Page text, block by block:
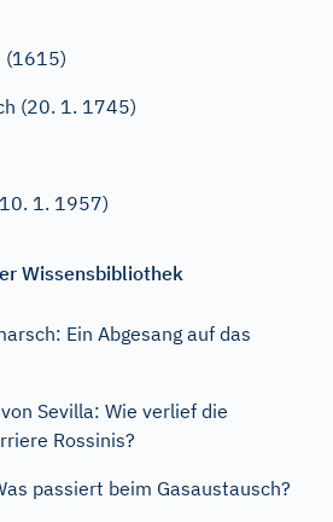
(1615)
(20. 1. 1745)
1. 1957)
Wissensbibliothek
Ein Abgesang auf das
Sevilla: Wie verlief die
Rossinis?
passiert beim Gasaustausch?